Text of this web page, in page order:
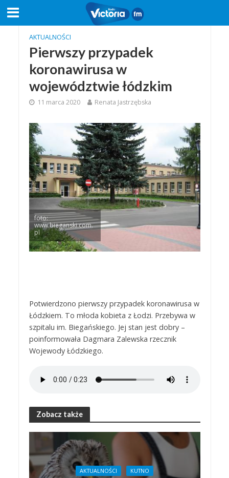
AKTUALNOŚCI
Pierwszy przypadek
koronawirusa w
województwie łódzkim
11 marca 2020 Renata Jastrzębska
foto:
www.bieganski.com.
pl
Potwierdzono pierwszy przypadek koronawirusa w
Łódzkiem. To młoda kobieta z Łodzi. Przebywa w
szpitalu im. Biegańskiego. Jej stan jest dobry –
poinformowała Dagmara Zalewska rzecznik
Wojewody Łódzkiego.
Zobacz także
AKTUALNOŚCI KUTNO